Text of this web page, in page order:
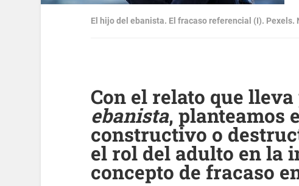
El hijo del ebanista. El fracaso referencial (I). Pexels.
Con el relato que
ebanista, planteamos
constructivo o
el rol del adulto en la
concepto de fracaso